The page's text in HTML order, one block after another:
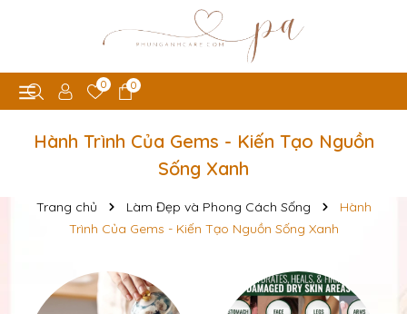
0 0
Hành Trình Của Gems - Kiến Tạo Nguồn
Sống Xanh
Trang chủ Làm Đẹp và Phong Cách Sống
Hành
Trình Của Gems - Kiến Tạo Nguồn Sống Xanh